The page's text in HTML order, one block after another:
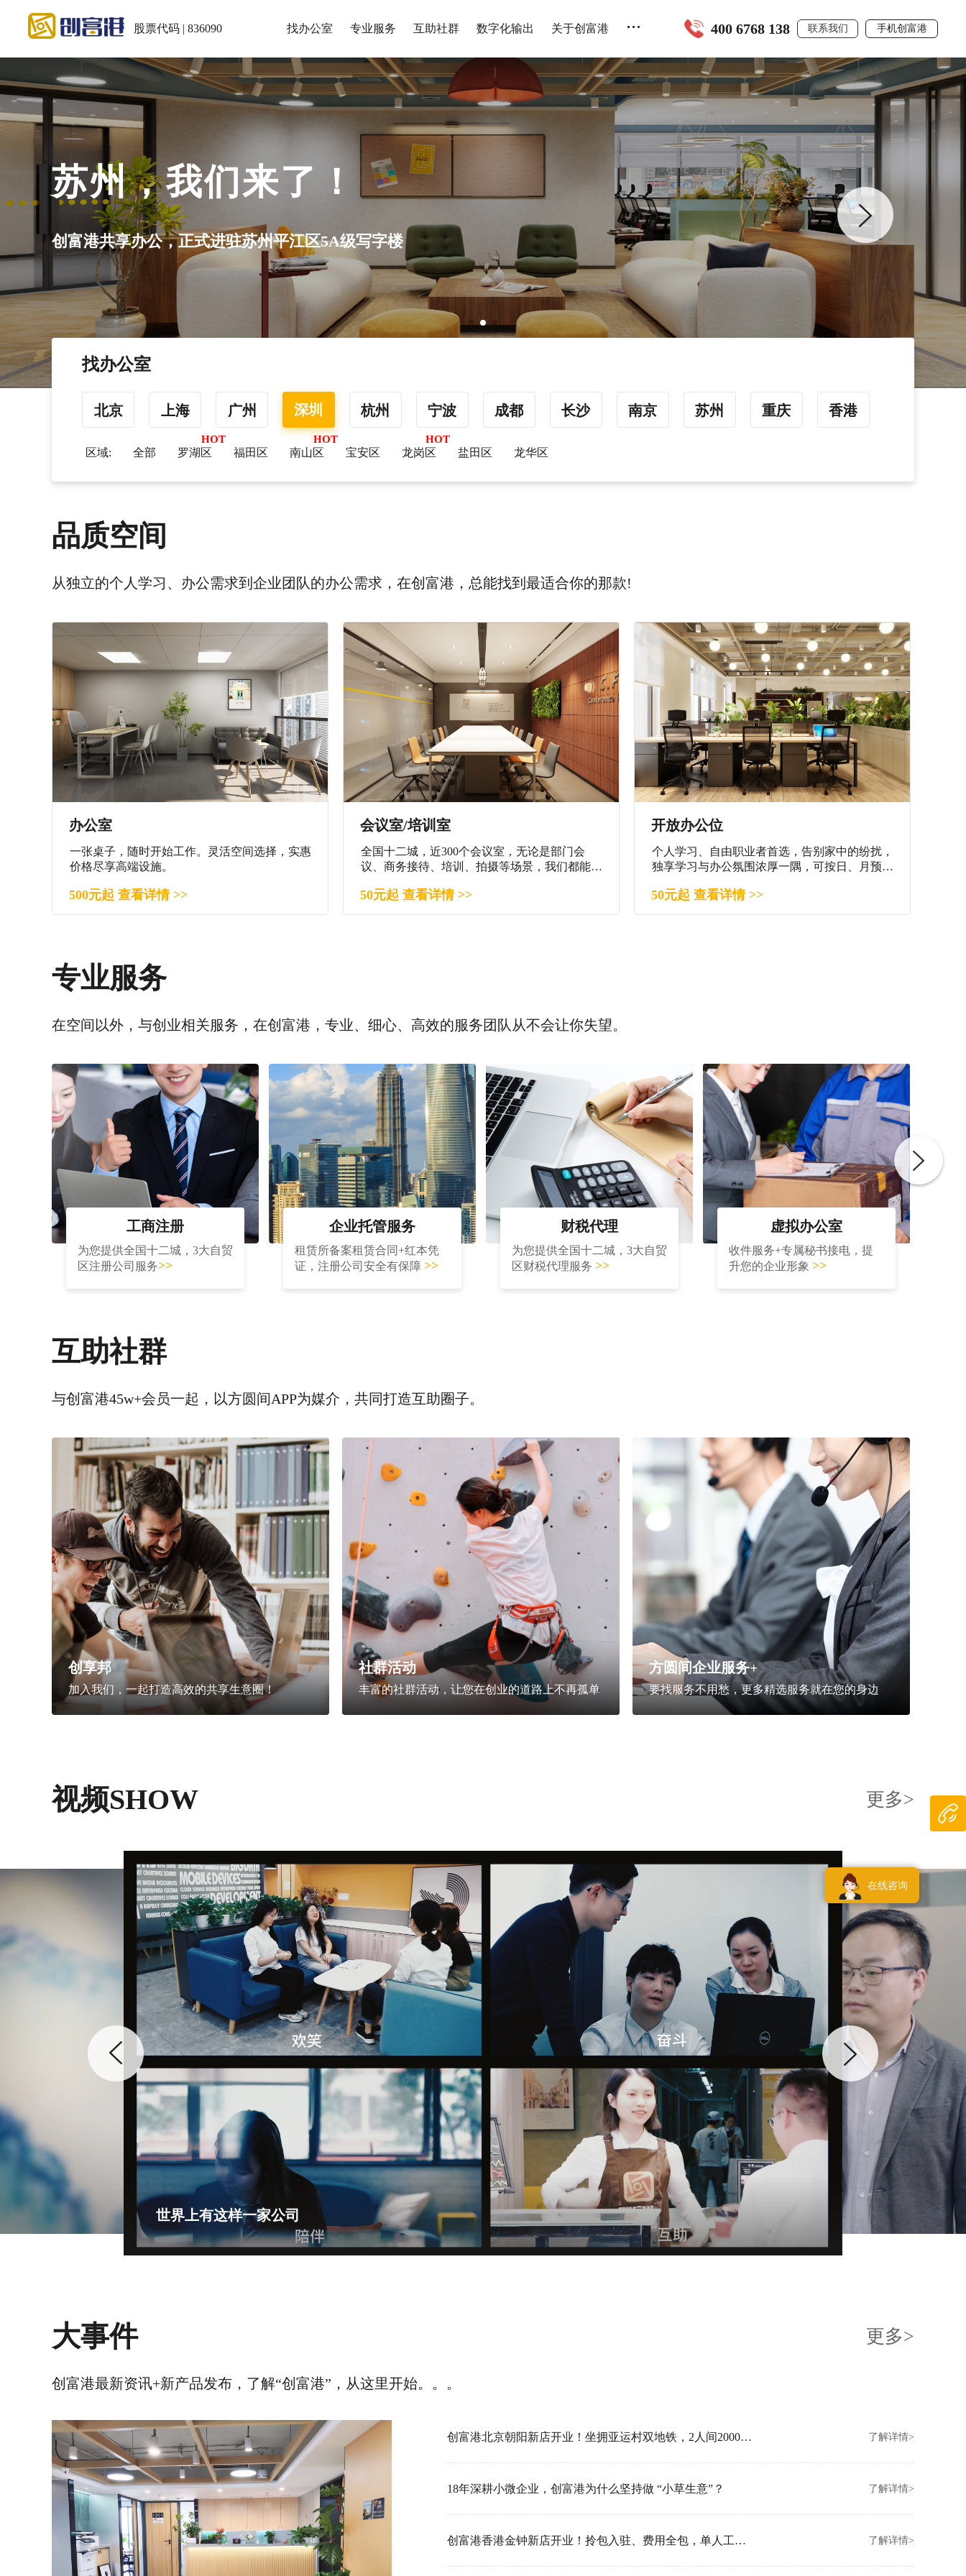
股票代码 | 836090 找办公室 专业服务 互助社群 数字化输出 关于创富港 ... 400 6768 138 联系我们 手机创富港
会议室：5~30人 全国连锁 设备齐全
小程序充值积分再预订享5.5折！
找办公室
北京 上海 广州 深圳 杭州 宁波 成都 长沙 南京 苏州 重庆 香港
区域: 全部 罗湖区 福田区 南山区 宝安区 龙岗区 盐田区 龙华区
品质空间
从独立的个人学习、办公需求到企业团队的办公需求，在创富港，总能找到最适合你的那款!
办公室
一张桌子，随时开始工作。灵活空间选择，实惠
价格尽享高端设施。
500元起 查看详情 >>
会议室/培训室
全国十二城，近300个会议室，无论是部门会
议、商务接待、培训、拍摄等场景，我们都能满
50元起 查看详情 >>
开放办公位
个人学习、自由职业者首选，告别家中的纷扰，
独享学习与办公氛围浓厚一隅，可按日、月预
50元起 查看详情 >>
专业服务
在空间以外，与创业相关服务，在创富港，专业、细心、高效的服务团队从不会让你失望。
工商注册
为您提供全国十二城，3大自贸
区注册公司服务>>
企业托管服务
租赁所备案租赁合同+红本凭
证，注册公司安全有保障 >>
财税代理
为您提供全国十二城，3大自贸
区财税代理服务 >>
虚拟办公室
收件服务+专属秘书接电，提
升您的企业形象 >>
互助社群
与创富港45w+会员一起，以方圆间APP为媒介，共同打造互助圈子。
创享邦
加入我们，一起打造高效的共享生意圈！
社群活动
丰富的社群活动，让您在创业的道路上不再孤单
方圆间企业服务+
要找服务不用愁，更多精选服务就在您的身边
视频SHOW 更多>
世界上有这样一家公司
大事件 更多>
创富港最新资讯+新产品发布，了解“创富港”，从这里开始。。。
创富港北京朝阳新店开业！坐拥亚运村双地铁，2人间2000元/月起 了解详情>
18年深耕小微企业，创富港为什么坚持做 “小草生意”？ 了解详情>
创富港香港金钟新店开业！拎包入驻、费用全包，单人工位3000/月 了解详情>
在线咨询